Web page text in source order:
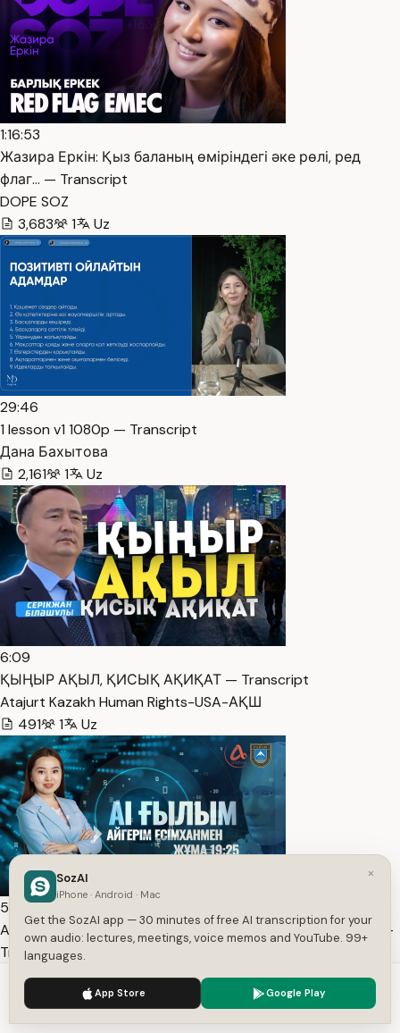
1:16:53
Жазира Еркін: Қыз баланың өміріндегі әке рөлі, ред
флаг… — Transcript
DOPE SOZ
3,683
1 Uz
29:46
1 lesson v1 1080p — Transcript
Дана Бахытова
2,161
1 Uz
6:09
ҚЫҢЫР АҚЫЛ, ҚИСЫҚ АҚИҚАТ — Transcript
Atajurt Kazakh Human Rights-USA-АҚШ
491
1 Uz
52:53
AI ҒЫЛЫМ | Елімізде білім сапасының деңгейі қандай? —
Transcript
Alatau TV
Uz
We use cookies to enhance your experience.
×
SozAI
iPhone · Android · Mac
Get the SozAI app — 30 minutes of free AI transcription for your
own audio: lectures, meetings, voice memos and YouTube. 99+
languages.
App Store Google Play